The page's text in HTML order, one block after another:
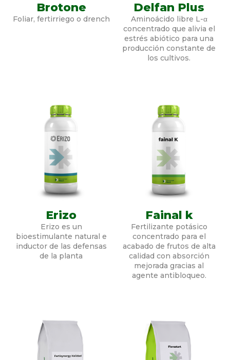
Brotone
Foliar, fertirriego o drench
Delfan Plus
Aminoácido libre L-α
concentrado que alivia el
estrés abiótico para una
producción constante de
los cultivos.
Erizo
Erizo es un
bioestimulante natural e
inductor de las defensas
de la planta
Fainal k
Fertilizante potásico
concentrado para el
acabado de frutos de alta
calidad con absorción
mejorada gracias al
agente antibloqueo.